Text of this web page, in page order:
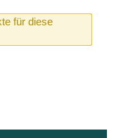
für diese